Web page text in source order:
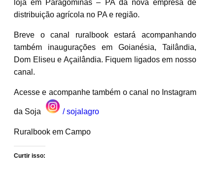
loja em Paragominas – PA da nova empresa de
distribuição agrícola no PA e região.
Breve o canal ruralbook estará acompanhando
também inaugurações em Goianésia, Tailândia,
Dom Eliseu e Açailândia. Fiquem ligados em nosso
canal.
Acesse e acompanhe também o canal no Instagram
da Soja / sojalagro
Ruralbook em Campo
Curtir isso: